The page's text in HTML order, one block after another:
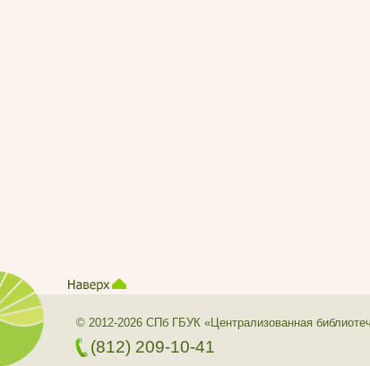
© 2012-2026 СПб ГБУК «Централизованная
(812) 209-10-41